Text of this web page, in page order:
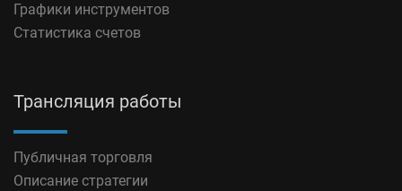
Графики инструментов
Статистика счетов
Трансляция работы
Публичная торговля
Описание стратегии